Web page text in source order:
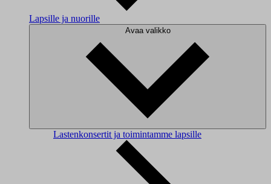
Lapsille ja nuorille
Avaa valikko
Lastenkonsertit ja toimintamme lapsille